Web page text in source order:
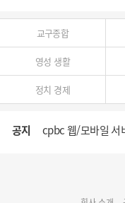
교구종합
영성 생활
정치 경제
공지 cpbc 웹/모바일 서